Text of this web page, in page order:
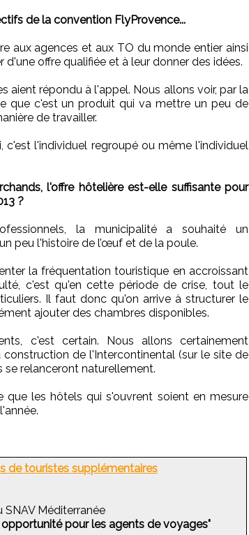
de la convention FlyProvence...
aux agences et aux TO du monde entier ainsi
offre qualifiée et à leur donner des idées.
aient répondu à l'appel. Nous allons voir, par la
que c'est un produit qui va mettre un peu de
de travailler.
l'individuel regroupé ou même l'individuel
l'offre hôtelière est-elle suffisante pour
?
la municipalité a souhaité un
peu l'histoire de l’œuf et de la poule.
la fréquentation touristique en accroissant
c'est qu'en cette période de crise, tout le
Il faut donc qu'on arrive à structurer le
ajouter des chambres disponibles.
c'est certain. Nous allons certainement
de l'Intercontinental (sur le site de
se relanceront naturellement.
les hôtels qui s'ouvrent soient en mesure
de touristes supplémentaires
SNAV Méditerranée
pour les agents de voyages"